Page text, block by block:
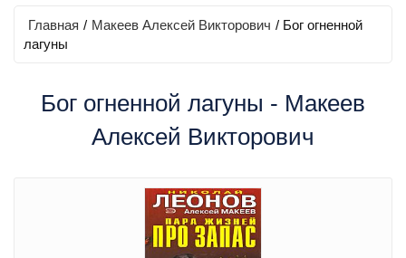
Главная / Макеев Алексей Викторович / Бог огненной
лагуны
Бог огненной лагуны - Макеев
Алексей Викторович